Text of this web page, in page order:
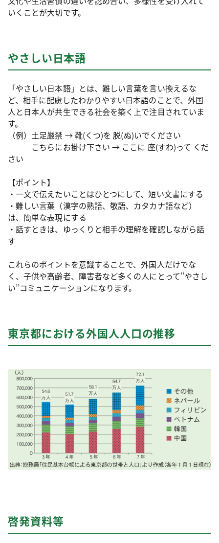
いくことが大切です。
やさしい日本語
「やさしい日本語」とは、難しい言葉を言い換えるな
ど、相手に配慮したわかりやすい日本語のことで、外国
人と日本人が共生できる社会を築く上で注目されていま
す。
（例）土足厳禁 → 靴(くつ)を 脱(ぬ)いでください
こちらにお掛け下さい → ここに 座(すわ)って くだ
さい
【ポイント】
・一文で伝えたいことはひとつにして、短い文書にする
・難しい言葉（漢字の熟語、敬語、カタカナ語など）
は、簡単な表現にする
・話すときは、ゆっくりと相手の理解を確認しながら話
す
これらのポイントを意識することで、外国人だけでな
く、子供や高齢者、障害者など多くの人にとって’’やさし
い’’コミュニケーションになります。
東京都における外国人人口の推移
啓発資料等